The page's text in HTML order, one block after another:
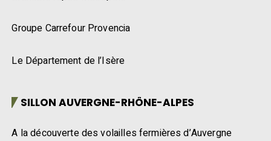
Groupe Carrefour Provencia
Le Département de l’Isère
SILLON AUVERGNE-RHÔNE-ALPES
A la découverte des volailles fermières d’Auvergne